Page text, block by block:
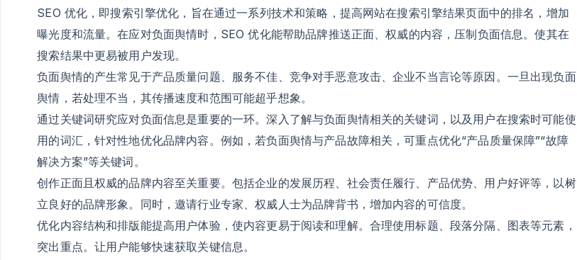
SEO 优化，即搜索引擎优化，旨在通过一系列技术和策略，提高网站在搜索引擎结果页面中的排名，增加
曝光度和流量。在应对负面舆情时，SEO 优化能帮助品牌推送正面、权威的内容，压制负面信息。使其在
搜索结果中更易被用户发现。
负面舆情的产生常见于产品质量问题、服务不佳、竞争对手恶意攻击、企业不当言论等原因。一旦出现负面
舆情，若处理不当，其传播速度和范围可能超乎想象。
通过关键词研究应对负面信息是重要的一环。深入了解与负面舆情相关的关键词，以及用户在搜索时可能使
用的词汇，针对性地优化品牌内容。例如，若负面舆情与产品故障相关，可重点优化“产品质量保障”“故障
解决方案”等关键词。
创作正面且权威的品牌内容至关重要。包括企业的发展历程、社会责任履行、产品优势、用户好评等，以树
立良好的品牌形象。同时，邀请行业专家、权威人士为品牌背书，增加内容的可信度。
优化内容结构和排版能提高用户体验，使内容更易于阅读和理解。合理使用标题、段落分隔、图表等元素，
突出重点。让用户能够快速获取关键信息。